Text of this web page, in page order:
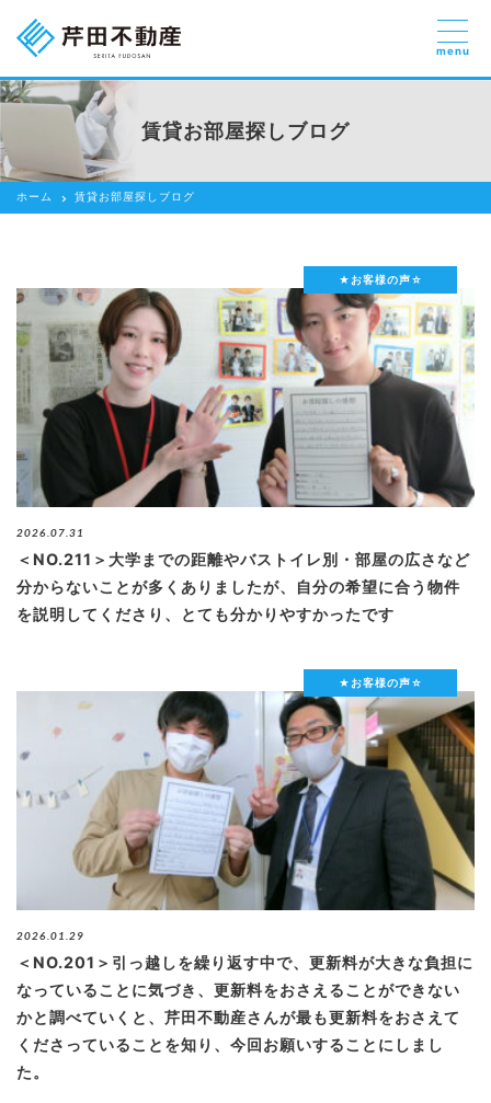
売りたい
貸したい方
依頼する
借りたい
買いたい
賃貸管理のご提案
芹田不動産の強み
スタッフ紹介
会社紹介
ブログ
退去連絡フォームはこちら
お部屋探し専用LINEはこちら
menu
賃貸お部屋探しブログ
ホーム 賃貸お部屋探しブログ
★お客様の声☆
2026.07.31
＜NO.211＞大学までの距離やバストイレ別・部屋の広さなど
分からないことが多くありましたが、自分の希望に合う物件
を説明してくださり、とても分かりやすかったです
★お客様の声☆
2026.01.29
＜NO.201＞引っ越しを繰り返す中で、更新料が大きな負担に
なっていることに気づき、更新料をおさえることができない
かと調べていくと、芹田不動産さんが最も更新料をおさえて
くださっていることを知り、今回お願いすることにしまし
た。